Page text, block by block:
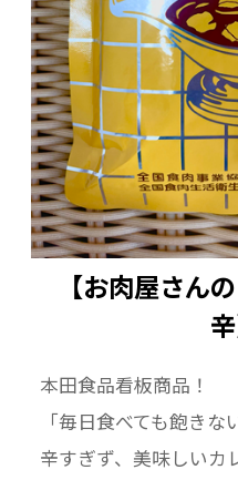
■栄養成分表示 1袋
エネルギー
質:10.0g 炭水化物
定値）
【お肉屋さんのビー
■原材料名：野菜（
んじん）、牛肉（オ
粉、ラード、砂糖、
とする食品、食塩、
トマトペースト、香
等）、着色料（カラ
【お肉屋さん
辛
本田食品看板商品！
「毎日食べても飽き
辛すぎず、美味しいカ